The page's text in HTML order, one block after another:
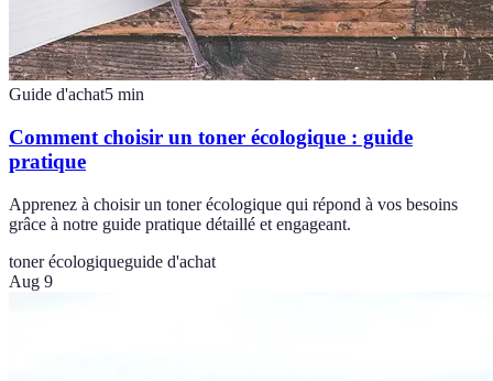
Guide d'achat5 min
Comment choisir un toner écologique : guide
pratique
Apprenez à choisir un toner écologique qui répond à vos besoins
grâce à notre guide pratique détaillé et engageant.
toner écologiqueguide d'achat
Aug 9